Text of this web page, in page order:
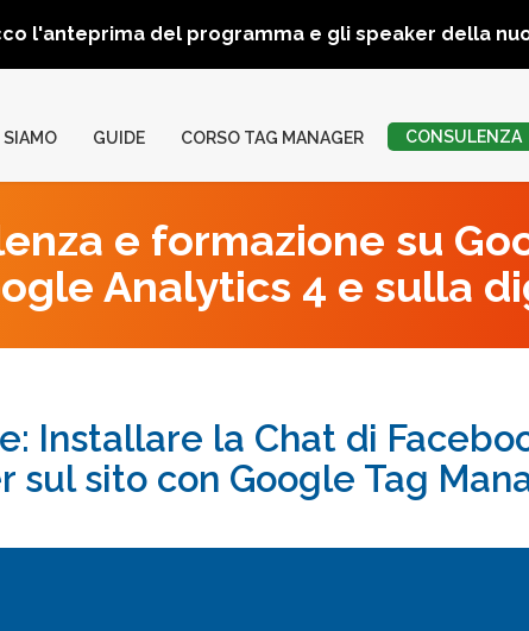
l'anteprima del programma e gli speaker della
SIAMO GUIDE CORSO TAG MANAGER CONSULENZA
e formazione su
Analytics 4 e sulla
Installare la Chat di
sul sito con Google Tag